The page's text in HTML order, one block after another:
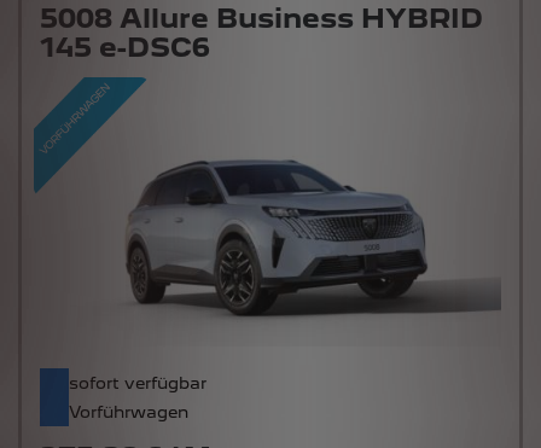
5008 Allure Business HYBRID
145 e-DSC6
sofort verfügbar
Vorführwagen